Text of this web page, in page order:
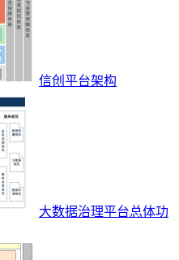
信创平台架构
大数据治理平台总体功